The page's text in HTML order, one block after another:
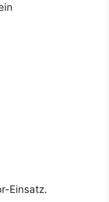
Einsatz.